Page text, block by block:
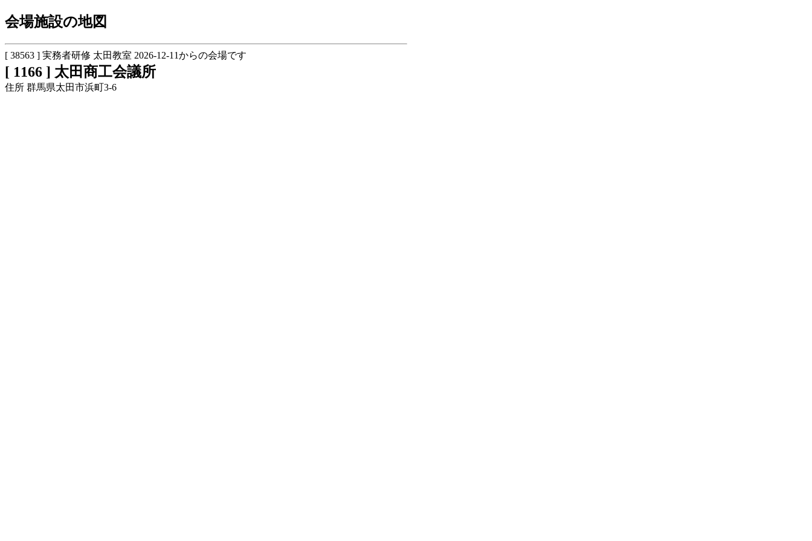
会場施設の地図
[ 38563 ] 実務者研修 太田教室 2026-12-11からの会場です
[ 1166 ] 太田商工会議所
住所 群馬県太田市浜町3-6